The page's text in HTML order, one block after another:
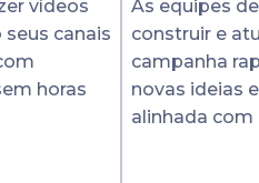
vídeos
canais
horas
As equipes
construir e
campanha
novas ideias
alinhada com